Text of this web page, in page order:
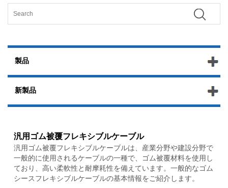
製品
新製品
汎用ゴム被覆フレキシブルケーブル
汎用ゴム被覆フレキシブルケーブルは、産業分野や建設分野で
一般的に使用されるケーブルの一種で、ゴム被覆材料を使用し
ており、高い柔軟性と耐摩耗性を備えています。一般的なゴム
シースフレキシブルケーブルの基本情報をご紹介します。